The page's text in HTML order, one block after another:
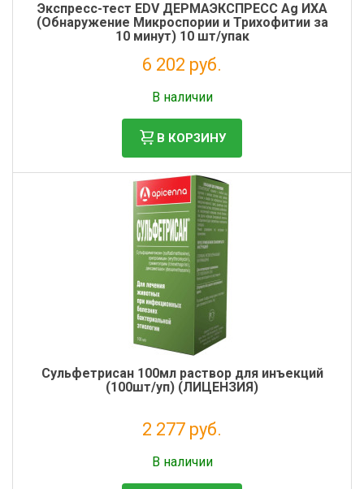
Экспресс-тест EDV ДЕРМАЭКСПРЕСС Ag ИХА
(Обнаружение Микроспории и Трихофитии за
10 минут) 10 шт/упак
6 202 руб.
В наличии
В КОРЗИНУ
Сульфетрисан 100мл раствор для инъекций
(100шт/уп) (ЛИЦЕНЗИЯ)
2 277 руб.
В наличии